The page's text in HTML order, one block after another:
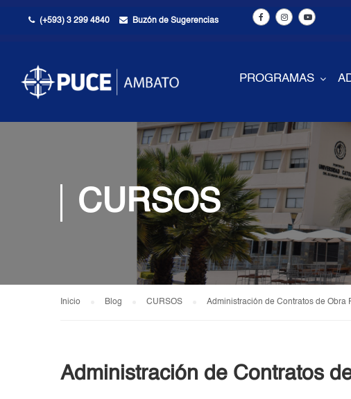
(+593) 3 299 4840 Buzón de Sugerencias
PROGRAMAS
CURSOS
Inicio Blog CURSOS Administración de Contratos de Obra
Administración de Contratos